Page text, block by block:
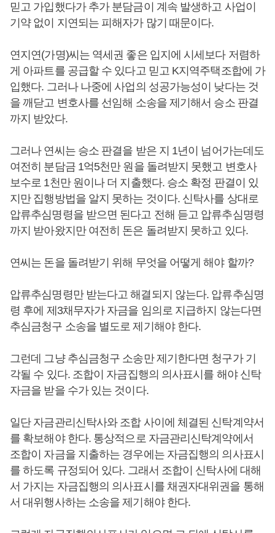
믿고 가입했다가 추가 분담금이 계속 발생하고 사업이
기약 없이 지연되는 피해자가 많기 때문이다.
연지연(가명)씨는 역세권 좋은 입지에 시세보다 저렴하
게 아파트를 공급할 수 있다고 믿고 K지역주택조합에 가
입했다. 그러나 나중에 사업의 성공가능성이 낮다는 것
을 깨닫고 변호사를 선임해 소송을 제기해서 승소 판결
까지 받았다.
그러나 연씨는 승소 판결을 받은 지 1년이 넘어가는데도
여전히 분담금 1억5천만 원을 돌려받지 못했고 변호사
보수로 1천만 원이나 더 지출했다. 승소 확정 판결이 있
지만 집행방법을 알지 못하는 것이다. 신탁사를 상대로
압류추심명령을 받으면 된다고 전해 듣고 압류추심명령
까지 받아왔지만 여전히 돈은 돌려받지 못하고 있다.
연씨는 돈을 돌려받기 위해 무엇을 어떻게 해야 할까?
압류추심명령만 받는다고 해결되지 않는다. 압류추심명
령 후에 제3채무자가 자금을 임의로 지급하지 않는다면
추심금청구 소송을 별도로 제기해야 한다.
그런데 그냥 추심금청구 소송만 제기한다면 청구가 기
각될 수 있다. 조합이 자금집행의 의사표시를 해야 신탁
자금을 받을 수가 있는 것이다.
일단 자금관리신탁사와 조합 사이에 체결된 신탁계약서
를 확보해야 한다. 통상적으로 자금관리신탁계약에서
조합이 자금을 지출하는 경우에는 자금집행의 의사표시
를 하도록 규정되어 있다. 그래서 조합이 신탁사에 대해
서 가지는 자금집행의 의사표시를 채권자대위권을 통해
서 대위행사하는 소송을 제기해야 한다.